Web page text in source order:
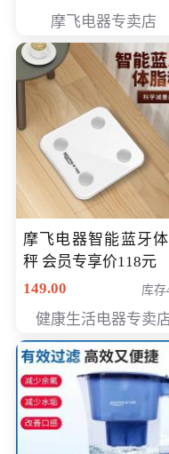
摩飞电器专卖店
摩飞电器智能蓝牙
秤 会员专享价118元
149.00
库存
健康生活电器专卖